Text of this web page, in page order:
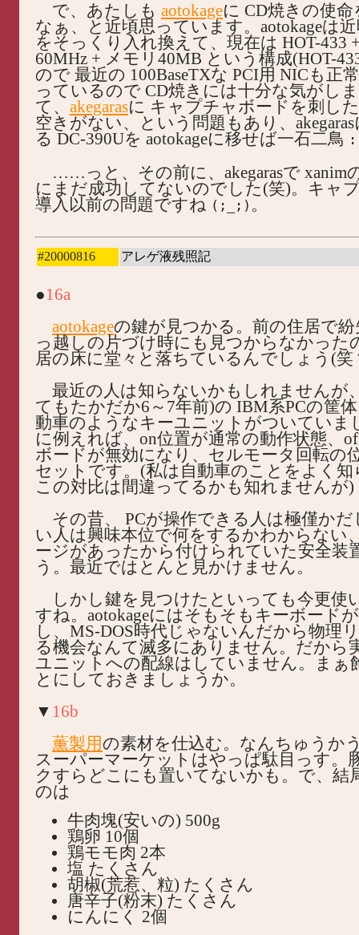
で、あたしも aotokageに CD焼きの使
なぁ、と近頃思っています。aotokageは
をそっくり入れ換えて、現在は HOT-433
60MHz + メモリ40MB という構成(HOT-
ので 最近の 100BaseTXな PCI用 NICも正
っているので CD焼きには十分な気がし
て、 akegarasに キャプチャボードを刺し
空きがない、という問題もあり、
る DC-390Uを aotokageに移せば一石二鳥
……っと、その前に、akegarasで xanim
にまだ成功してないのでした(笑)。キャ
導入以前の問題ですね (;_;) 。
#20000816 アレゲ液残照記
●16a
aotokageの鍵が見つかる。前の住居で
っ越しの片づけ時にも見つからなかった
居の床に堂々と落ちているんでしょう(笑
最近の人は知らないかもしれませんが
てもたかだか6～7年前)の IBM系PCの筐
動車のようなキーユニットがついていま
に例えれば、on位置が通常の動作状態、
ボードが無効になり、セルモータ回転の
セットです。(私は自動車のことをよく
この対比は間違ってるかも知れませんが)
その昔、 PCが操作できる人は極僅かだ
い人は興味本位で何をするかわからない
ージがあったから付けられていた安全装
う。最近ではとんと見かけません。
しかし鍵を見つけたといっても今更使
すね。aotokageにはそもそもキーボード
し、MS-DOS時代じゃないんだから物理
る機会なんて滅多にありません。だから
ユニットへの配線はしていません。まぁ
とにしておきましょうか。
▼ 16b
薫製用の素材を仕込む。なんちゅうか
スーパーマーケットはやっぱ駄目っす。
クすらどこにも置いてないかも。で、結
のは
牛肉塊(安いの) 500g
鶏卵 10個
鶏モモ肉 2本
塩 たくさん
胡椒(荒惹、粒) たくさん
唐辛子(粉末) たくさん
にんにく 2個